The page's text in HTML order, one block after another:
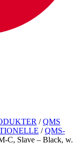
/QMS
/QMS-
C, Slave – Black, w.